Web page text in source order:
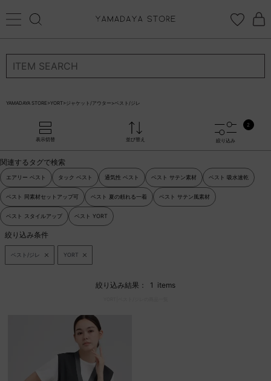
ログイン 新規会員登録
STORE BRAND・LABELから探す
すべての商品
新着商品
YAMADAYA STORE >YORT> ジャケット/アウター > ベスト/ジレ
表示切替 並び替え 絞り込み
2
関連するタグで検索
エアリー ベスト タック ベスト 通気性 ベスト ベスト サテン素材 ベスト 吸水速乾
ベスト 同素材セットアップ可 ベスト 夏の頼れる一着 ベスト サテン風素材
ベスト スタイルアップ ベスト YORT
絞り込み条件
ベスト/ジレ YORT
絞り込み結果： 1 items
ログイン